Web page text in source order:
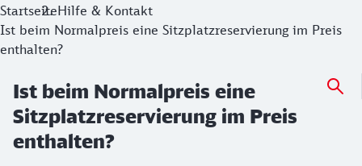
StartseiteHilfe & Kontakt
Ist beim Normalpreis eine Sitzplatzreservierung im Preis
enthalten?
Ist beim Normalpreis eine
Sitzplatzreservierung im Preis
enthalten?